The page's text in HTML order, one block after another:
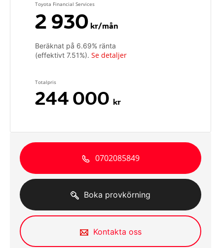
Toyota Financial Services
2 930 kr/mån
Beräknat på 6.69% ränta
(effektivt 7.51%). Se detaljer
Totalpris
244 000 kr
0702085849
Boka provkörning
Kontakta oss